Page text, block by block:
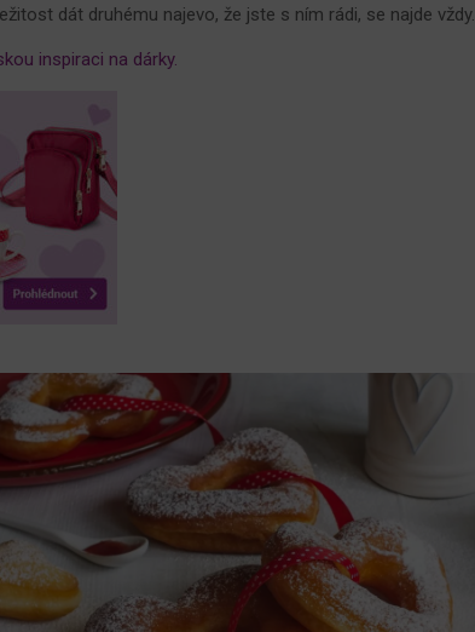
dát druhému najevo, že jste s ním rádi, se najde vždy.
inspiraci na dárky.